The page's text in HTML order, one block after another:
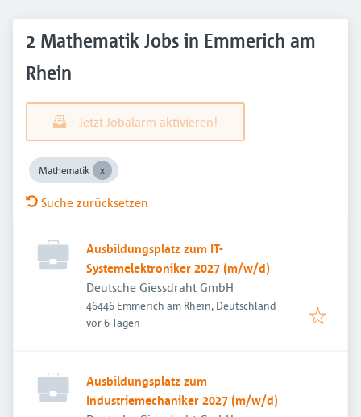
2 Mathematik Jobs in Emmerich am
Rhein
Jetzt Jobalarm aktivieren!
Mathematik
Suche zurücksetzen
Ausbildungsplatz zum IT-
Systemelektroniker 2027 (m/w/d)
Deutsche Giessdraht GmbH
46446 Emmerich am Rhein, Deutschland
Veröffentlicht
vor 6 Tagen
Ausbildungsplatz zum
Industriemechaniker 2027 (m/w/d)